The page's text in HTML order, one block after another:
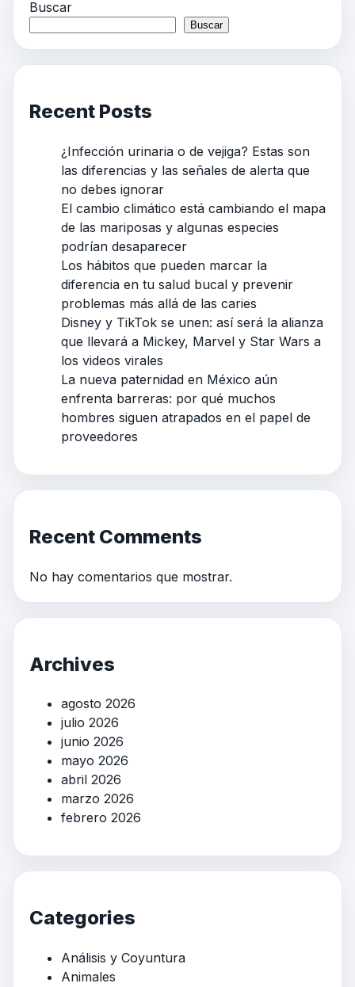
Buscar
Buscar
Recent Posts
¿Infección urinaria o de vejiga? Estas son
las diferencias y las señales de alerta que
no debes ignorar
El cambio climático está cambiando el mapa
de las mariposas y algunas especies
podrían desaparecer
Los hábitos que pueden marcar la
diferencia en tu salud bucal y prevenir
problemas más allá de las caries
Disney y TikTok se unen: así será la alianza
que llevará a Mickey, Marvel y Star Wars a
los videos virales
La nueva paternidad en México aún
enfrenta barreras: por qué muchos
hombres siguen atrapados en el papel de
proveedores
Recent Comments
No hay comentarios que mostrar.
Archives
agosto 2026
julio 2026
junio 2026
mayo 2026
abril 2026
marzo 2026
febrero 2026
Categories
Análisis y Coyuntura
Animales